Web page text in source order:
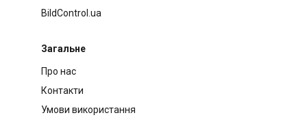
BildControl.ua
Загальне
Про нас
Контакти
Умови використання